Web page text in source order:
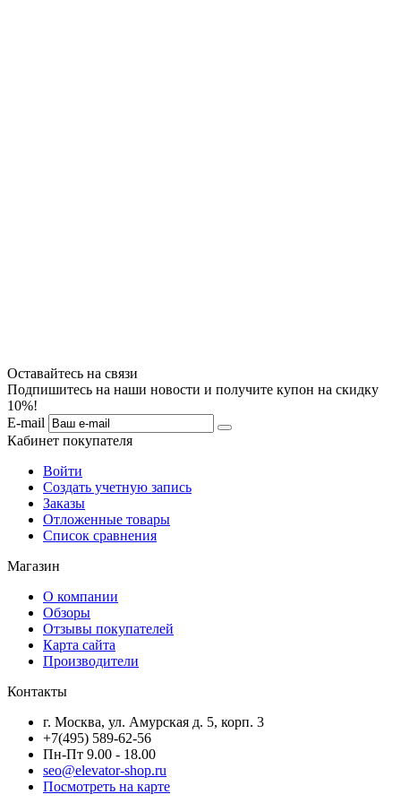
Оставайтесь на связи
Подпишитесь на наши новости и получите купон на скидку
10%!
E-mail
Кабинет покупателя
Войти
Создать учетную запись
Заказы
Отложенные товары
Список сравнения
Магазин
О компании
Обзоры
Отзывы покупателей
Карта сайта
Производители
Контакты
г. Москва, ул. Амурская д. 5, корп. 3
+7(495) 589-62-56
Пн-Пт 9.00 - 18.00
seo@elevator-shop.ru
Посмотреть на карте